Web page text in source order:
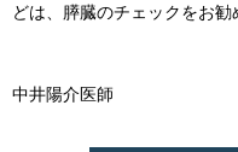
どは、膵臓のチェックをお勧
中井陽介医師